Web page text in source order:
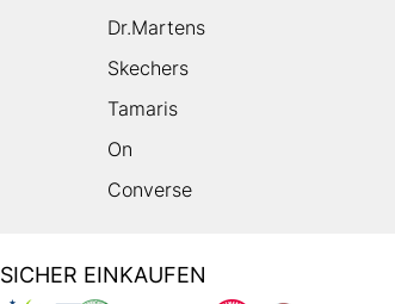
Dr.Martens
Skechers
Tamaris
On
Converse
SICHER EINKAUFEN